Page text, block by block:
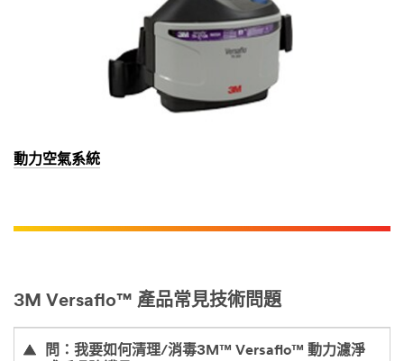
動力空氣系統
3M Versaflo™ 產品常見技術問題
問：我要如何清理/消毒3M™ Versaflo™ 動力濾淨